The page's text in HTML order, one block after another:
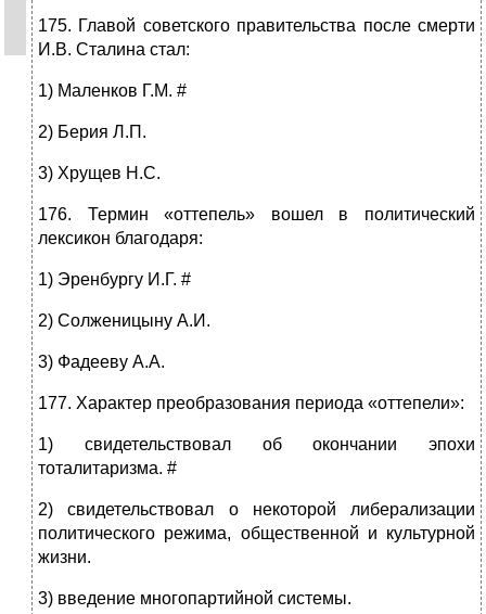
175. Главой советского правительства после смерти
И.В. Сталина стал:
1) Маленков Г.М. #
2) Берия Л.П.
3) Хрущев Н.С.
176. Термин «оттепель» вошел в политический
лексикон благодаря:
1) Эренбургу И.Г. #
2) Солженицыну А.И.
3) Фадееву А.А.
177. Характер преобразования периода «оттепели»:
1) свидетельствовал об окончании эпохи
тоталитаризма. #
2) свидетельствовал о некоторой либерализации
политического режима, общественной и культурной
жизни.
3) введение многопартийной системы.